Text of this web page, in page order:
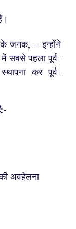
के जनक, – इन्होंने
सबसे पहला पूर्व-
कर पूर्व-
अवहेलना